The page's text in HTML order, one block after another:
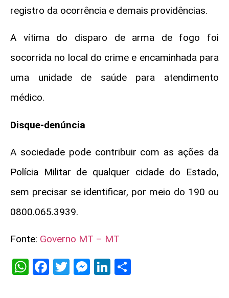
registro da ocorrência e demais providências.
A vítima do disparo de arma de fogo foi
socorrida no local do crime e encaminhada para
uma unidade de saúde para atendimento
médico.
Disque-denúncia
A sociedade pode contribuir com as ações da
Polícia Militar de qualquer cidade do Estado,
sem precisar se identificar, por meio do 190 ou
0800.065.3939.
Fonte: Governo MT – MT
WhatsApp
Facebook
Twitter
Messenger
LinkedIn